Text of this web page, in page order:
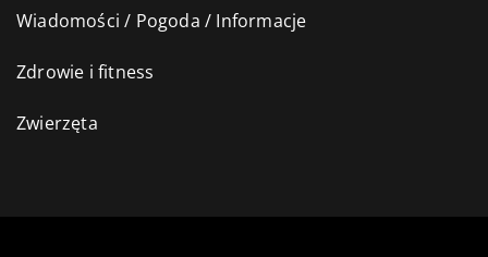
Wiadomości / Pogoda / Informacje
Zdrowie i fitness
Zwierzęta